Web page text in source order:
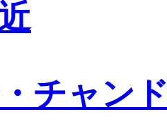
チャン